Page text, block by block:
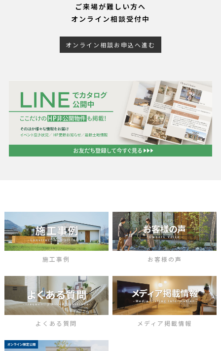
ご来場が難しい方へ
オンライン相談受付中
オンライン相談お申込へ進む
施工事例 お客様の声
よくある質問 メディア掲載情報